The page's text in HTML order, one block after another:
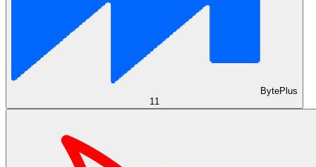
BytePlus
11